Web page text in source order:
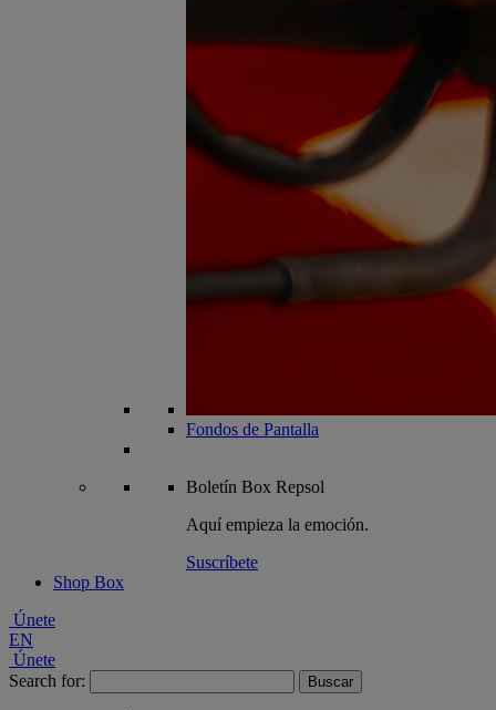
Fondos de Pantalla
Boletín Box Repsol
Aquí empieza la emoción.
Suscríbete
Shop Box
Únete
EN
Únete
Search for: